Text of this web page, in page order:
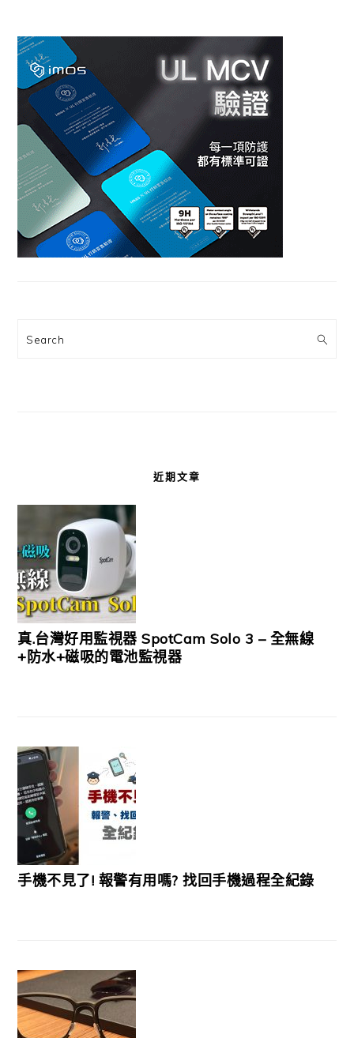
Search
近期文章
真.台灣好用監視器 SpotCam Solo 3 – 全無線
+防水+磁吸的電池監視器
手機不見了! 報警有用嗎? 找回手機過程全紀錄